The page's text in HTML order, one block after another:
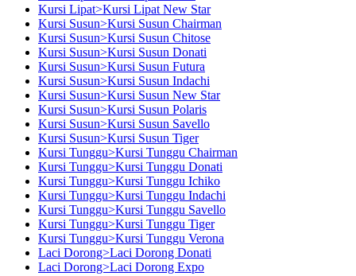
Kursi Lipat>Kursi Lipat New Star
Kursi Susun>Kursi Susun Chairman
Kursi Susun>Kursi Susun Chitose
Kursi Susun>Kursi Susun Donati
Kursi Susun>Kursi Susun Futura
Kursi Susun>Kursi Susun Indachi
Kursi Susun>Kursi Susun New Star
Kursi Susun>Kursi Susun Polaris
Kursi Susun>Kursi Susun Savello
Kursi Susun>Kursi Susun Tiger
Kursi Tunggu>Kursi Tunggu Chairman
Kursi Tunggu>Kursi Tunggu Donati
Kursi Tunggu>Kursi Tunggu Ichiko
Kursi Tunggu>Kursi Tunggu Indachi
Kursi Tunggu>Kursi Tunggu Savello
Kursi Tunggu>Kursi Tunggu Tiger
Kursi Tunggu>Kursi Tunggu Verona
Laci Dorong>Laci Dorong Donati
Laci Dorong>Laci Dorong Expo